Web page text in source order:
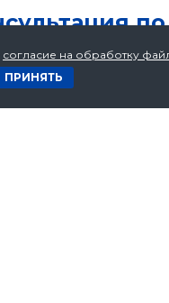
по
и мы перезвоним
согласие на обработку
ПРИНЯТЬ